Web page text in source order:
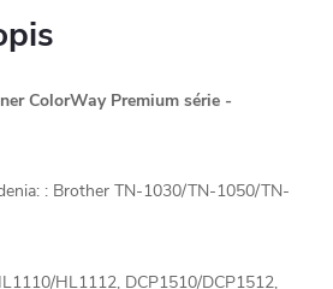
ColorWay Premium série -
: Brother TN-1030/TN-1050/TN-
HL1112, DCP1510/DCP1512,